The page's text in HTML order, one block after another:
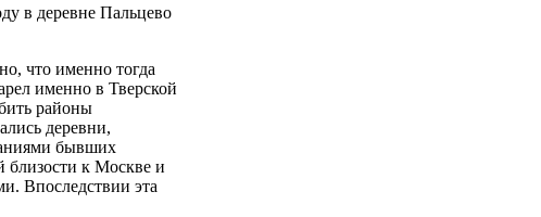
в деревне Пальцево
что именно тогда
именно в Тверской
районы
деревни,
бывших
близости к Москве и
Впоследствии эта